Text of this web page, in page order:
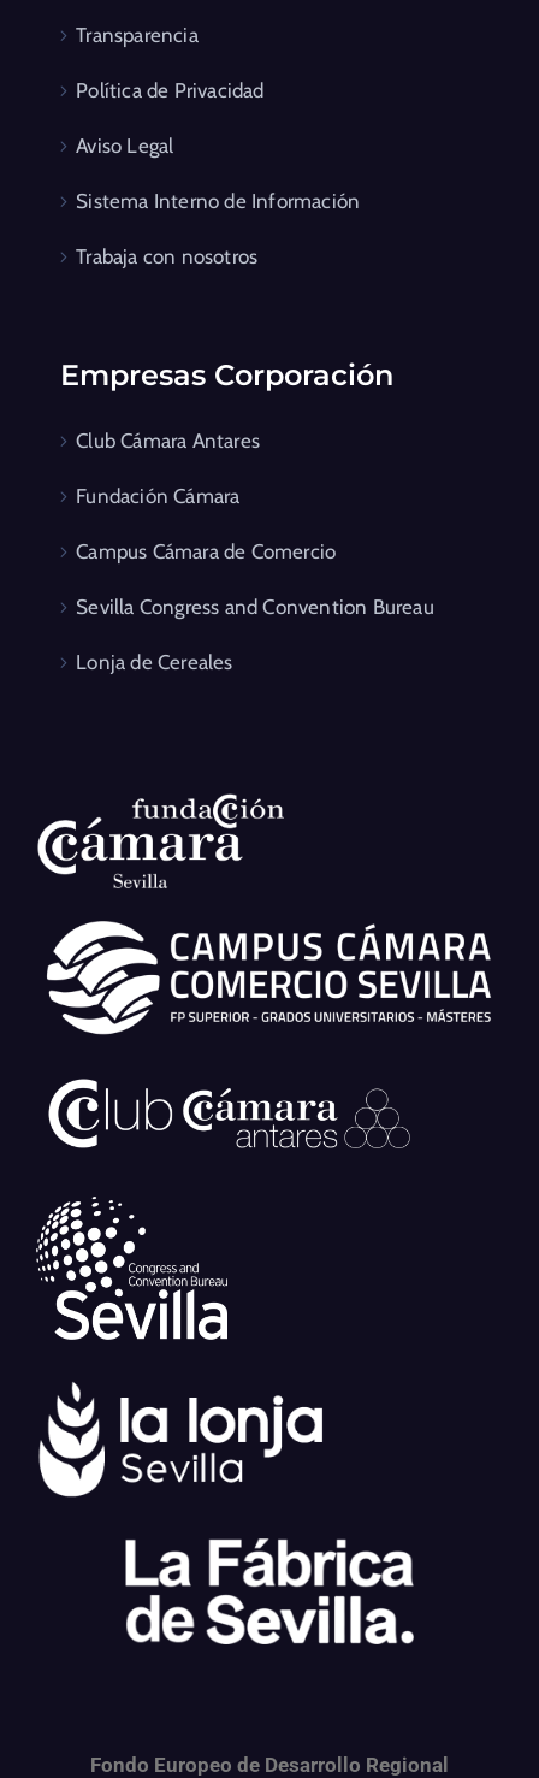
Transparencia
Política de Privacidad
Aviso Legal
Sistema Interno de Información
Trabaja con nosotros
Empresas Corporación
Club Cámara Antares
Fundación Cámara
Campus Cámara de Comercio
Sevilla Congress and Convention Bureau
Lonja de Cereales
Fondo Europeo de Desarrollo Regional